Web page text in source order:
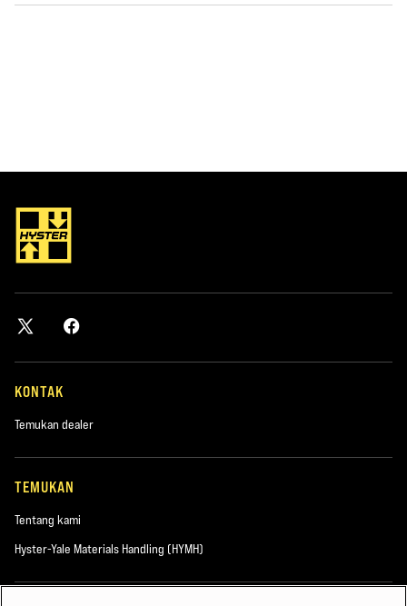
KONTAK
Temukan dealer
TEMUKAN
Tentang kami
Hyster-Yale Materials Handling (HYMH)